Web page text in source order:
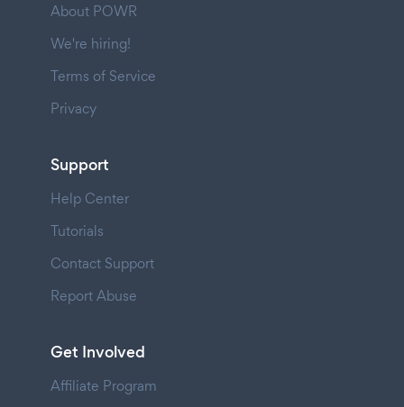
About POWR
We're hiring!
Terms of Service
Privacy
Support
Help Center
Tutorials
Contact Support
Report Abuse
Get Involved
Affiliate Program